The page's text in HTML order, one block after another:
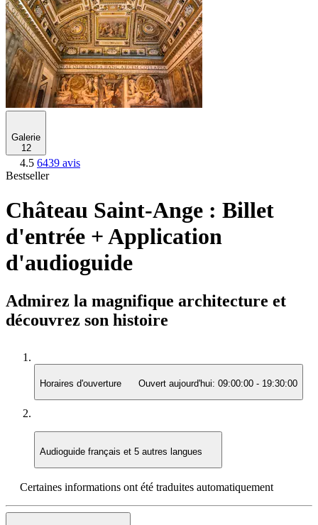
Galerie
12
4.5 6439 avis
Bestseller
Château Saint-Ange : Billet
d'entrée + Application
d'audioguide
Admirez la magnifique architecture et
découvrez son histoire
Horaires d'ouverture Ouvert aujourd'hui: 09:00:00 - 19:30:00
Audioguide français et 5 autres langues
Certaines informations ont été traduites automatiquement